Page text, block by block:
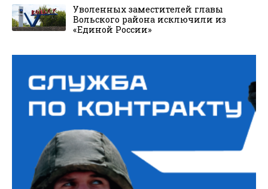
Уволенных заместителей главы
Вольского района исключили из
«Единой России»